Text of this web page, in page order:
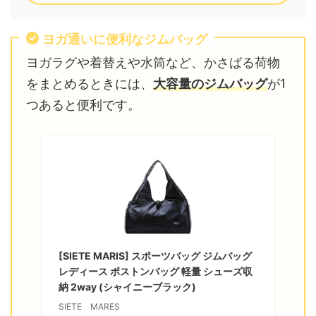
ヨガ通いに便利なジムバッグ
ヨガラグや着替えや水筒など、かさばる荷物
をまとめるときには、 大容量のジムバッグが1
つあると便利です。
[SIETE MARIS] スポーツバッグ ジムバッグ
レディース ボストンバッグ 軽量 シューズ収
納 2way (シャイニーブラック)
SIETE MARES